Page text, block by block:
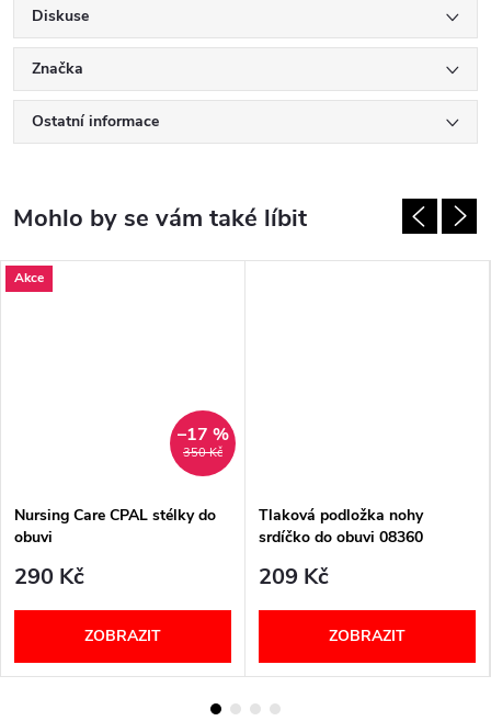
Diskuse
Značka
Ostatní informace
Akce
350 Kč
–17 %
Nursing Care CPAL stélky do
obuvi
290 Kč
ZOBRAZIT
Tlaková podložka nohy
srdíčko do obuvi 08360
209 Kč
ZOBRAZIT